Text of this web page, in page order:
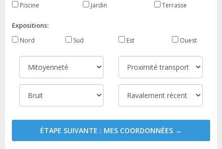
Piscine
Jardin Terrasse
Expositions:
Nord Sud Est Ouest
ÉTAPE SUIVANTE : MES COORDONNÉES →